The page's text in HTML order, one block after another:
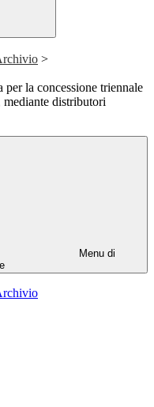
>
per la concessione triennale
distributori
Menu di